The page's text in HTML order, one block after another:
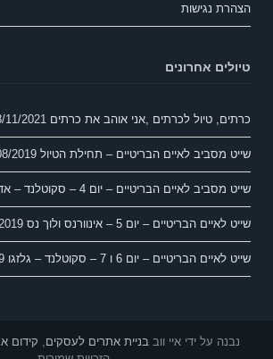
הצהרת נגישות
טיולים אחרונים
כרתים, טיול לכרתים ,אני אוהב את כרתים 11/2021
שייט מסביב לאיים הבריטיים – תחילת הטיול 2019
שייט מסביב לאיים הבריטיים – יום 4 – סקוטלנד – אדינבורו
שייט לאיים הבריטיים – יום 5 – אינוורנס ולוך נס
שייט לאיים הבריטיים – יום 6 ו 7 – סקוטלנד – גלזגו
נבנה על ידי איי ווב בניית אתרים לעסקים קידום